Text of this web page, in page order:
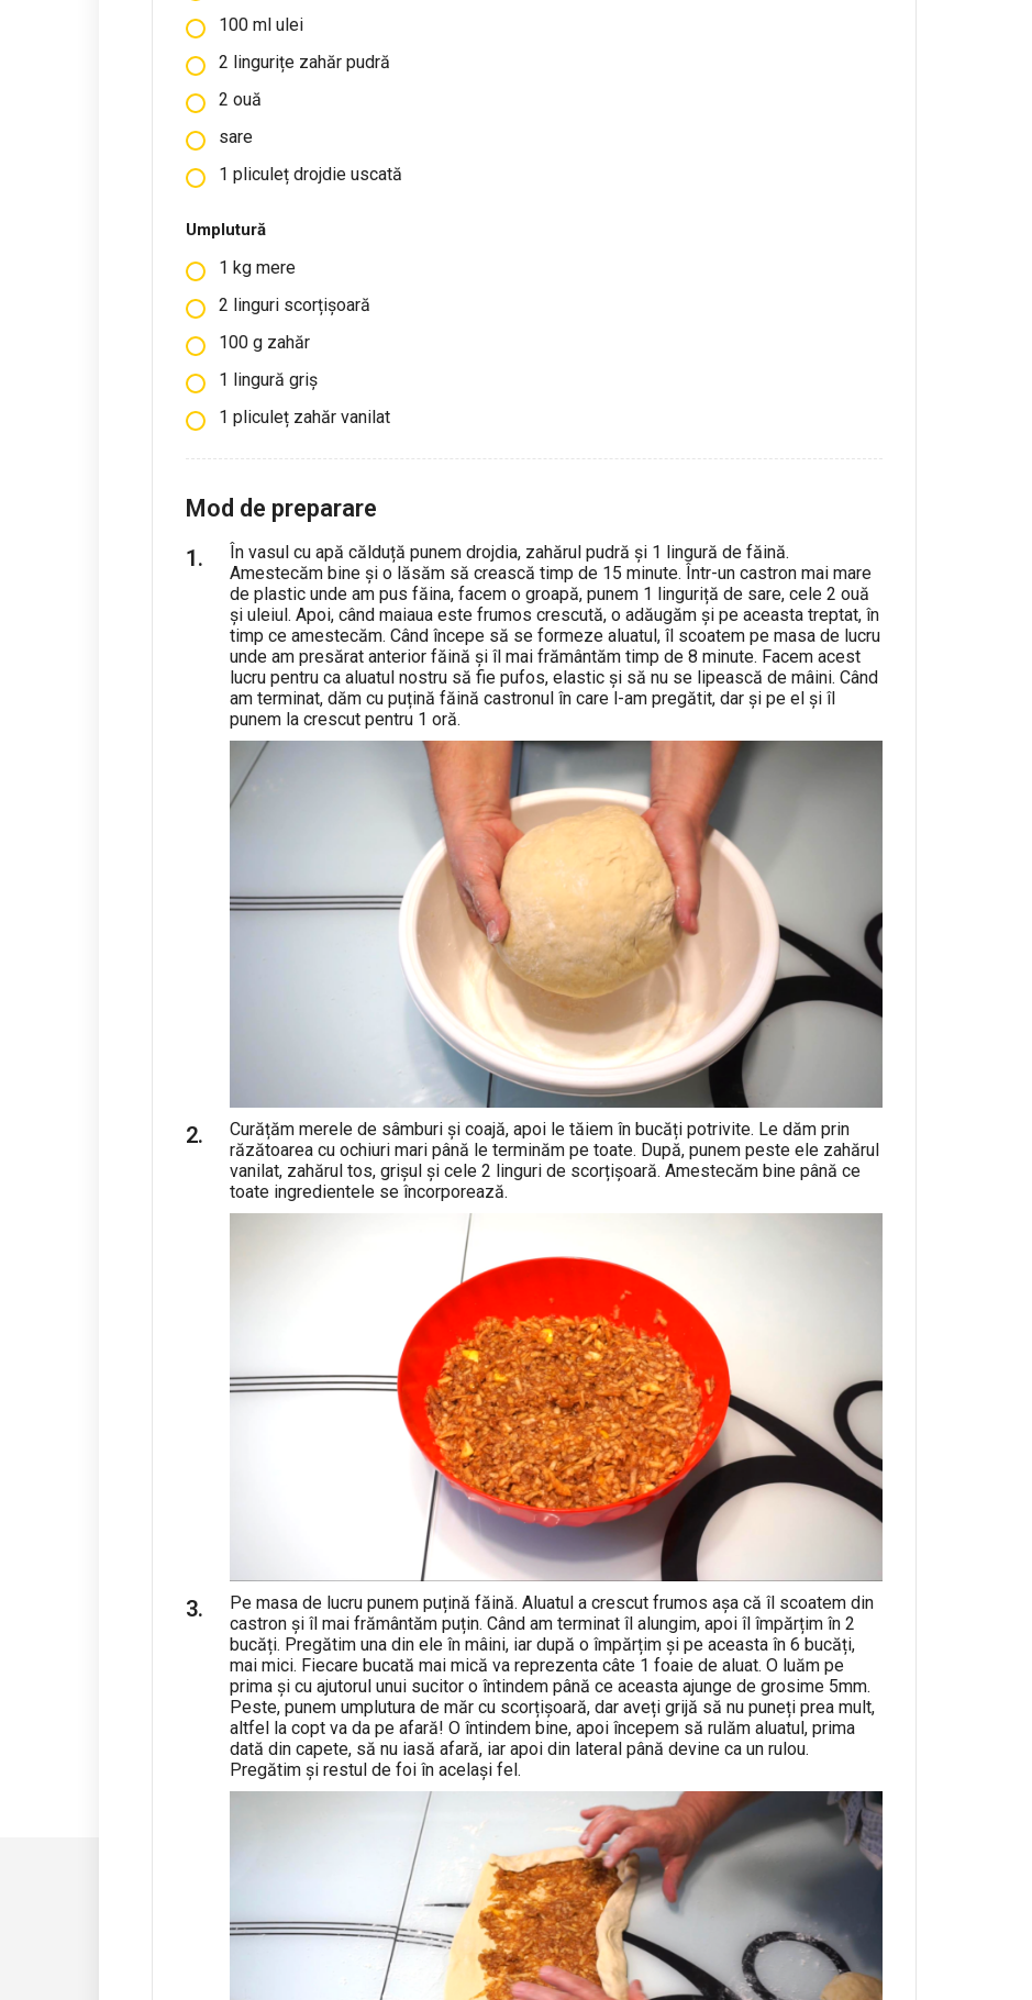
100 ml ulei
2 lingurițe zahăr pudră
2 ouă
sare
1 pliculeț drojdie uscată
Umplutură
1 kg mere
2 linguri scorțișoară
100 g zahăr
1 lingură griș
1 pliculeț zahăr vanilat
Mod de preparare
În vasul cu apă călduță punem drojdia, zahărul pudră și 1 lingură de făină.
Amestecăm bine și o lăsăm să crească timp de 15 minute. Într-un castron mai mare
de plastic unde am pus făina, facem o groapă, punem 1 linguriță de sare, cele 2 ouă
și uleiul. Apoi, când maiaua este frumos crescută, o adăugăm și pe aceasta treptat, în
timp ce amestecăm. Când începe să se formeze aluatul, îl scoatem pe masa de lucru
unde am presărat anterior făină și îl mai frământăm timp de 8 minute. Facem acest
lucru pentru ca aluatul nostru să fie pufos, elastic și să nu se lipească de mâini. Când
am terminat, dăm cu puțină făină castronul în care l-am pregătit, dar și pe el și îl
punem la crescut pentru 1 oră.
Curățăm merele de sâmburi și coajă, apoi le tăiem în bucăți potrivite. Le dăm prin
răzătoarea cu ochiuri mari până le terminăm pe toate. După, punem peste ele zahărul
vanilat, zahărul tos, grișul și cele 2 linguri de scorțișoară. Amestecăm bine până ce
toate ingredientele se încorporează.
Pe masa de lucru punem puțină făină. Aluatul a crescut frumos așa că îl scoatem din
castron și îl mai frământăm puțin. Când am terminat îl alungim, apoi îl împărțim în 2
bucăți. Pregătim una din ele în mâini, iar după o împărțim și pe aceasta în 6 bucăți,
mai mici. Fiecare bucată mai mică va reprezenta câte 1 foaie de aluat. O luăm pe
prima și cu ajutorul unui sucitor o întindem până ce aceasta ajunge de grosime 5mm.
Peste, punem umplutura de măr cu scorțișoară, dar aveți grijă să nu puneți prea mult,
altfel la copt va da pe afară! O întindem bine, apoi începem să rulăm aluatul, prima
dată din capete, să nu iasă afară, iar apoi din lateral până devine ca un rulou.
Pregătim și restul de foi în același fel.